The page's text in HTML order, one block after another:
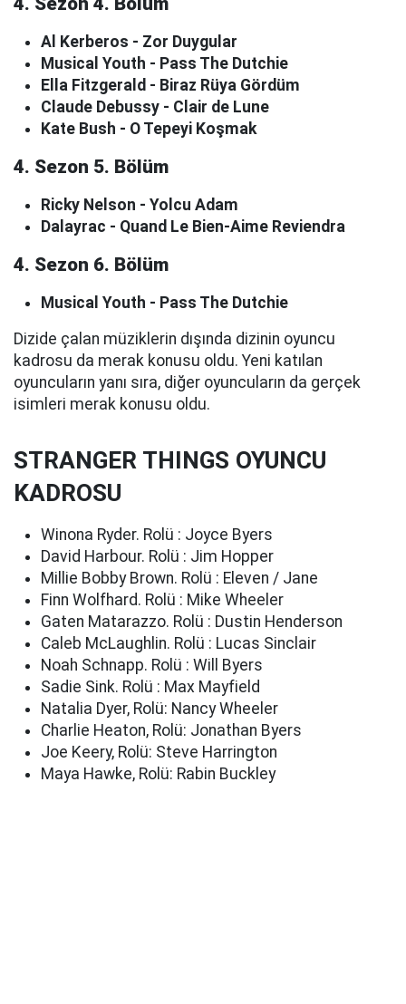
Al Kerberos - Zor Duygular
Musical Youth - Pass The Dutchie
Ella Fitzgerald - Biraz Rüya Gördüm
Claude Debussy - Clair de Lune
Kate Bush - O Tepeyi Koşmak
4. Sezon 5. Bölüm
Ricky Nelson - Yolcu Adam
Dalayrac - Quand Le Bien-Aime Reviendra
4. Sezon 6. Bölüm
Musical Youth - Pass The Dutchie
Dizide çalan müziklerin dışında dizinin oyuncu
kadrosu da merak konusu oldu. Yeni katılan
oyuncuların yanı sıra, diğer oyuncuların da gerçek
isimleri merak konusu oldu.
STRANGER THINGS OYUNCU
KADROSU
Winona Ryder. Rolü : Joyce Byers
David Harbour. Rolü : Jim Hopper
Millie Bobby Brown. Rolü : Eleven / Jane
Finn Wolfhard. Rolü : Mike Wheeler
Gaten Matarazzo. Rolü : Dustin Henderson
Caleb McLaughlin. Rolü : Lucas Sinclair
Noah Schnapp. Rolü : Will Byers
Sadie Sink. Rolü : Max Mayfield
Natalia Dyer, Rolü: Nancy Wheeler
Charlie Heaton, Rolü: Jonathan Byers
Joe Keery, Rolü: Steve Harrington
Maya Hawke, Rolü: Rabin Buckley